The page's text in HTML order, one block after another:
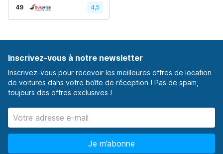
49 4,5
Inscrivez-vous à notre newsletter
Inscrivez-vous pour recevoir les meilleures offres de location
de voitures dans votre boîte de réception ! Pas de spam,
toujours des offres exclusives !
Je m’abonne